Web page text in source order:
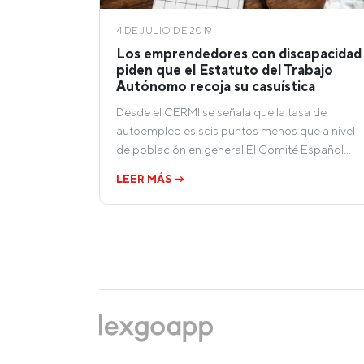
4 DE JULIO DE 2019
Los emprendedores con discapacidad
piden que el Estatuto del Trabajo
Autónomo recoja su casuística
Desde el CERMI se señala que la tasa de
autoempleo es seis puntos menos que a nivel
de población en general El Comité Español…
LEER MÁS →